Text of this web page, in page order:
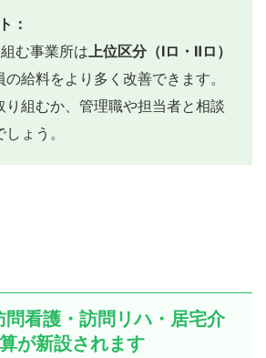
：
む事業所は上位区分（Ⅰロ・Ⅱロ）
給料をより多く改善できます。
り組むか、管理職や担当者と相談
ょう。
看護・訪問リハ・居宅介
が新設されます